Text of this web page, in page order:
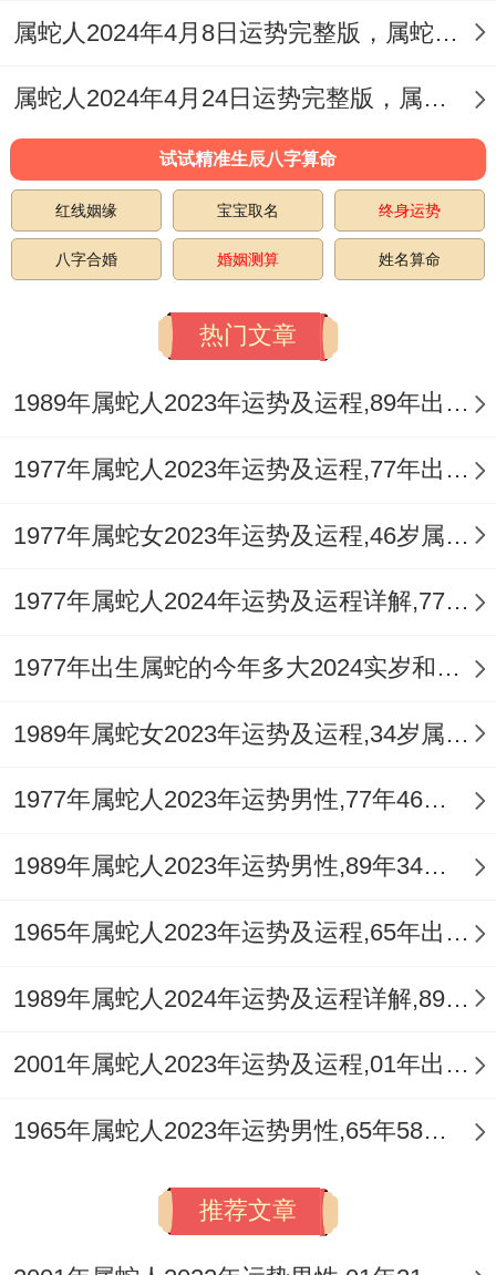
感，也不愿意跟人打交道，狠神秘又孤僻~
让人也是难以亲近的多...
对属蛇人这两个的缺点，还是最好能改善就
改善~改善自身的不足~才能带动其他方面的
运势，也更能提高自己的财运...
属蛇人2024年4月8日运势完整版，属蛇2024年4月8日今日运势如何
属蛇人2024年4月24日运势完整版，属蛇2024年4月24日今日运势如何
试试精准生辰八字算命
红线姻缘 宝宝取名 终身运势
八字合婚 婚姻测算 姓名算命
热门文章
1989年属蛇人2023年运势及运程,89年出生的34岁生肖蛇2023年每月运势详解
1977年属蛇人2023年运势及运程,77年出生的46岁生肖蛇2023年每月运势详解
1977年属蛇女2023年运势及运程,46岁属蛇人2023全年每月运势女性如何
1977年属蛇人2024年运势及运程详解,77年出生47岁肖蛇人在2024全年每月运势完整版
1977年出生属蛇的今年多大2024实岁和虚岁
1989年属蛇女2023年运势及运程,34岁属蛇人2023全年每月运势女性如何
1977年属蛇人2023年运势男性,77年46岁属蛇男2023年每月运程怎么样
1989年属蛇人2023年运势男性,89年34岁属蛇男2023年每月运程怎么样
1965年属蛇人2023年运势及运程,65年出生的58岁生肖蛇2023年每月运势详解
1989年属蛇人2024年运势及运程详解,89年出生35岁肖蛇人在2024全年每月运势完整版
2001年属蛇人2023年运势及运程,01年出生的22岁生肖蛇2023年每月运势详解
1965年属蛇人2023年运势男性,65年58岁属蛇男2023年每月运程怎么样
推荐文章